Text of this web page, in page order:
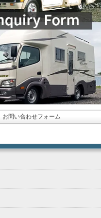
お問い合わせフォーム